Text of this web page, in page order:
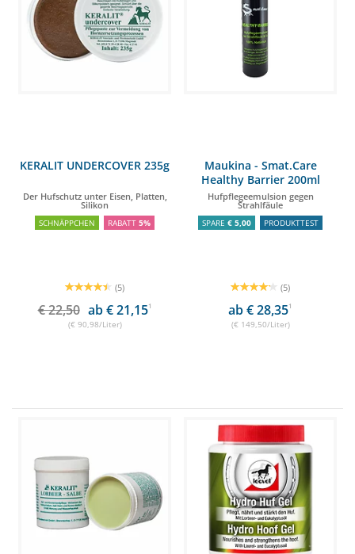
KERALIT UNDERCOVER 235g
Der Hufschutz unter Eisen, Platten,
Silikon
SCHNÄPPCHEN RABATT 5%
(5)
€ 22,50 ab € 21,151
(€ 90,98/Liter)
Maukina - Smat.Care
Healthy Barrier 200ml
Hufpflegeemulsion gegen
Strahlfäule
SPARE € 5,00 PRODUKTTEST
(5)
ab € 28,351
(€ 149,50/Liter)